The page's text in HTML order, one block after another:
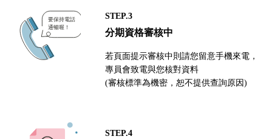
STEP.3
分期資格審核中
若頁面提示審核中則請您留意手機來電，
專員會致電與您核對資料
(審核標準為機密，恕不提供查詢原因)
STEP.4